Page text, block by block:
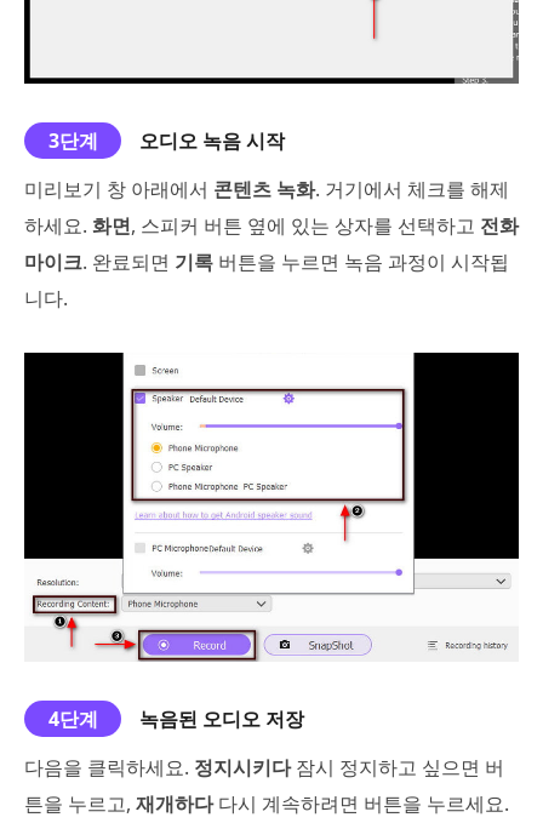
3단계
오디오 녹음 시작
미리보기 창 아래에서 콘텐츠 녹화. 거기에서 체크를 해제
하세요. 화면, 스피커 버튼 옆에 있는 상자를 선택하고 전화
마이크. 완료되면 기록 버튼을 누르면 녹음 과정이 시작됩
니다.
4단계
녹음된 오디오 저장
다음을 클릭하세요. 정지시키다잠시 정지하고 싶으면 버
튼을 누르고, 재개하다다시 계속하려면 버튼을 누르세요.